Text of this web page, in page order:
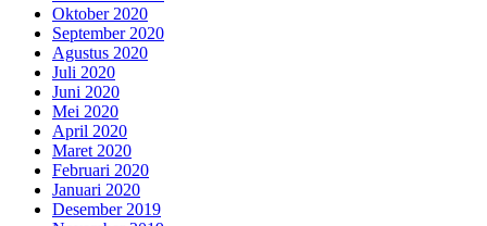
Oktober 2020
September 2020
Agustus 2020
Juli 2020
Juni 2020
Mei 2020
April 2020
Maret 2020
Februari 2020
Januari 2020
Desember 2019